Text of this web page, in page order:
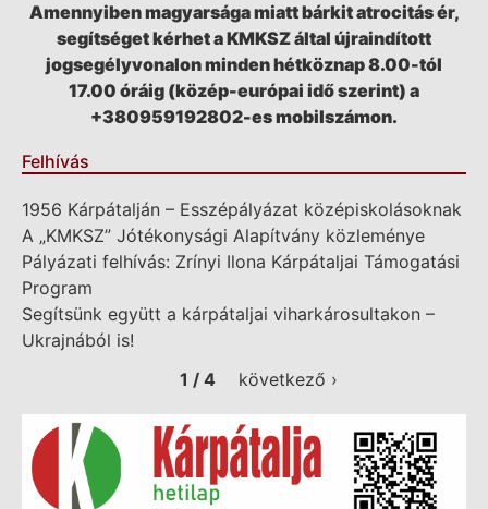
Amennyiben magyarsága miatt bárkit atrocitás ér,
segítséget kérhet a KMKSZ által újraindított
jogsegélyvonalon minden hétköznap 8.00-tól
17.00 óráig (közép-európai idő szerint) a
+380959192802-es mobilszámon.
Felhívás
1956 Kárpátalján – Esszépályázat középiskolásoknak
A „KMKSZ” Jótékonysági Alapítvány közleménye
Pályázati felhívás: Zrínyi Ilona Kárpátaljai Támogatási
Program
Segítsünk együtt a kárpátaljai viharkárosultakon –
Ukrajnából is!
1 / 4
következő ›